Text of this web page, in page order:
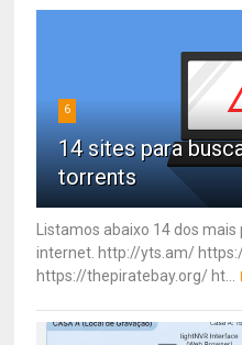
6
14 sites para
torrents
Listamos abaixo 14 dos
internet. http://yts.am/
https://thepiratebay.org/ ht...